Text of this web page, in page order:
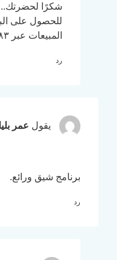
شكرًا لحضرتك..
للحصول على
المبيعات عبر ٠٠٩٦٦٥٣٥١٤٨٩٨٣
رد
يقول عمر
برنامج شيق ورائع.
رد